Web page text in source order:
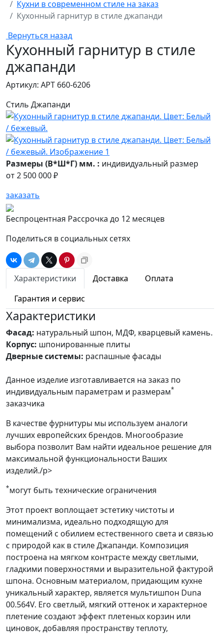
Кухни в современном стиле на заказ
Кухонный гарнитур в стиле джапанди
Вернуться назад
Кухонный гарнитур в стиле
джапанди
Артикул: АРТ 660-6206
Стиль Джапанди
Размеры (В*Ш*Г) мм. : индивидуальный размер
от2 500 000 ₽
заказать
Беспроцентная Рассрочка до 12 месяцев
Поделиться в социальных сетях
Характеристики Доставка
Оплата
Гарантия и сервис
Характеристики
Фасад: натуральный шпон, МДФ, кварцевый камень.
Корпус: шпонированные плиты
Дверные системы: распашные фасады
Данное изделие изготавливается на заказ по
индивидуальным параметрам и размерам*
заказчика
В качестве фурнитуры мы используем аналоги
лучших европейских брендов. Многообразие
выбора позволит Вам найти идеальное решение для
максимальной функциональности Ваших
изделий./p>
*могут быть технические ограничения
Этот проект воплощает эстетику чистоты и
минимализма, идеально подходящую для
помещений с обилием естественного света и связью
с природой как в стиле Джапанди. Композиция
построена на мягком контрасте между светлыми,
гладкими поверхностями и выразительной фактурой
шпона. Основным материалом, придающим кухне
уникальный характер, является мультишпон Duna
00.564V. Его светлый, мягкий оттенок и характерное
плетение создают эффект плетеных корзин или
циновок, добавляя пространству теплоту,